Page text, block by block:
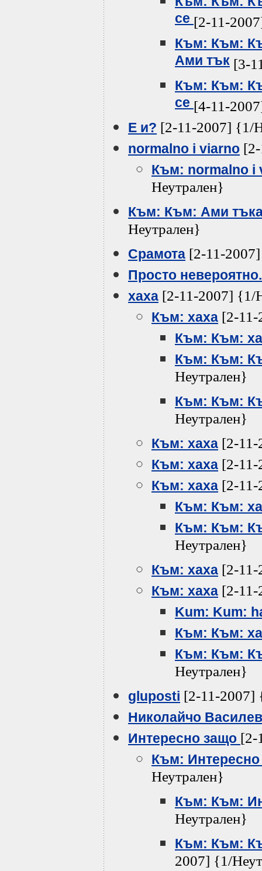
се[2-11-
Към: Към:
Ами тък [3-
Към: Към:
се[4-11-
Е и? [2-11-2007] {1/
normalno i viarno
Към: normalno i
Неутрален}
Към: Към: Ами
Неутрален}
Срамота [2-11-
Просто невероятно.
хаха [2-11-2007] {1/
Към: хаха [2-
Към: Към:
Към: Към:
Неутрален}
Към: Към:
Неутрален}
Към: хаха [2-
Към: хаха [2-
Към: хаха [2-
Към: Към:
Към: Към:
Неутрален}
Към: хаха [2-
Към: хаха [2-
Kum: Kum:
Към: Към:
Към: Към:
Неутрален}
gluposti [2-11-2007]
Николайчо Василев
Интересно защо [2-
Към:
Неутрален}
Към: Към:
Неутрален}
Към: Към:
2007] {1/